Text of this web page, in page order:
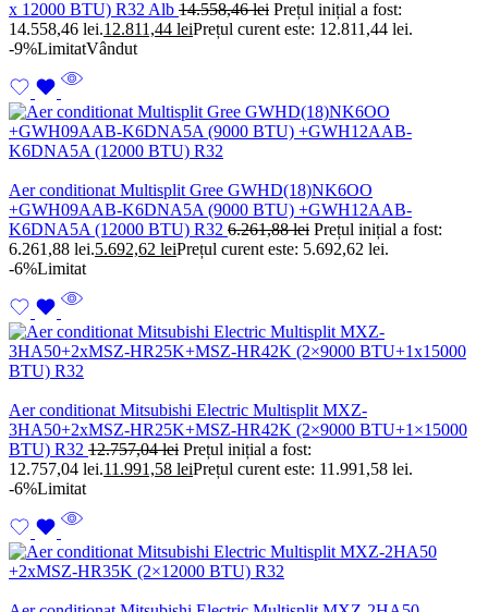
x 12000 BTU) R32 Alb 14.558,46lei Prețul inițial a fost:
14.558,46 lei.12.811,44 leiPrețul curent este: 12.811,44 lei.
-9%LimitatVândut
Aer conditionat Multisplit Gree GWHD(18)NK6OO
+GWH09AAB-K6DNA5A (9000 BTU) +GWH12AAB-
K6DNA5A (12000 BTU) R32 6.261,88lei Prețul inițial a fost:
6.261,88 lei.5.692,62 leiPrețul curent este: 5.692,62 lei.
-6%Limitat
Aer conditionat Mitsubishi Electric Multisplit MXZ-
3HA50+2xMSZ-HR25K+MSZ-HR42K (2×9000 BTU+1×15000
BTU) R32 12.757,04lei Prețul inițial a fost:
12.757,04 lei.11.991,58 leiPrețul curent este: 11.991,58 lei.
-6%Limitat